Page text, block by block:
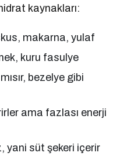
kaynakları:
makarna, yulaf
kuru fasulye
bezelye gibi
ama fazlası enerji
yani süt şekeri içerir